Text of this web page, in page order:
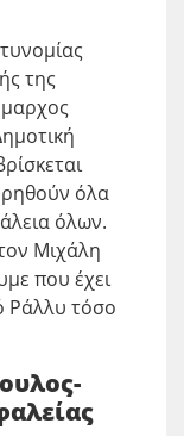
της
όλα
όλων.
Μιχάλη
που έχει
Ράλλυ τόσο